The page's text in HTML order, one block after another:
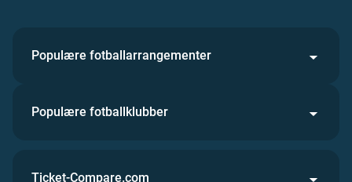
Populære fotballarrangementer
Populære fotballklubber
Ticket-Compare.com